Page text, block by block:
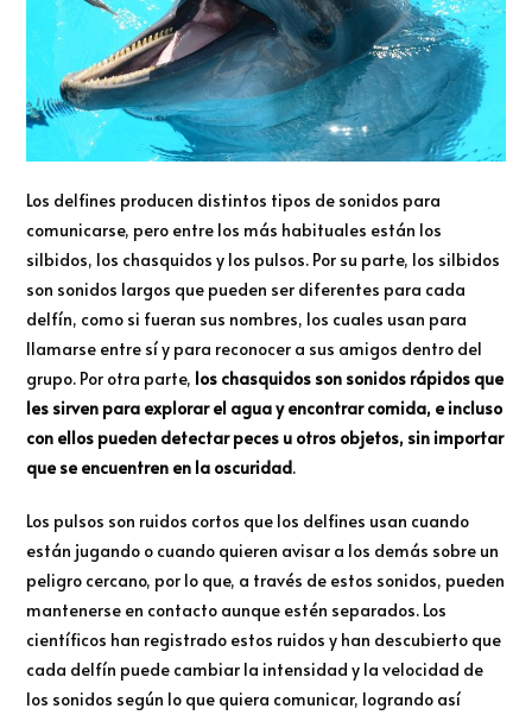
Los delfines producen distintos tipos de sonidos para
comunicarse, pero entre los más habituales están los
silbidos, los chasquidos y los pulsos. Por su parte, los silbidos
son sonidos largos que pueden ser diferentes para cada
delfín, como si fueran sus nombres, los cuales usan para
llamarse entre sí y para reconocer a sus amigos dentro del
grupo. Por otra parte, los chasquidos son sonidos rápidos que
les sirven para explorar el agua y encontrar comida, e incluso
con ellos pueden detectar peces u otros objetos, sin importar
que se encuentren en la oscuridad.
Los pulsos son ruidos cortos que los delfines usan cuando
están jugando o cuando quieren avisar a los demás sobre un
peligro cercano, por lo que, a través de estos sonidos, pueden
mantenerse en contacto aunque estén separados. Los
científicos han registrado estos ruidos y han descubierto que
cada delfín puede cambiar la intensidad y la velocidad de
los sonidos según lo que quiera comunicar, logrando así